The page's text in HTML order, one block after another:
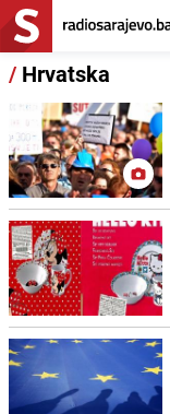
/ Hrvatska